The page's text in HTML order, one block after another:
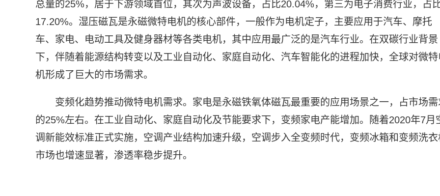
总量的25%，居于下游领域首位，其次为声波设备，占比20.04%，第三为电子消费行业，占
17.20%。湿压磁瓦是永磁微特电机的核心部件，一般作为电机定子，主要应用于汽车、摩托
车、家电、电动工具及健身器材等各类电机，其中应用最广泛的是汽车行业。在双碳行业背景
下，伴随着能源结构转变以及工业自动化、家庭自动化、汽车智能化的进程加快，全球对微特
机形成了巨大的市场需求。
变频化趋势推动微特电机需求。家电是永磁铁氧体磁瓦最重要的应用场景之一，占市场需
的25%左右。在工业自动化、家庭自动化及节能要求下，变频家电产能增加。随着2020年7月
调新能效标准正式实施，空调产业结构加速升级，空调步入全变频时代，变频冰箱和变频洗衣
市场也增速显著，渗透率稳步提升。